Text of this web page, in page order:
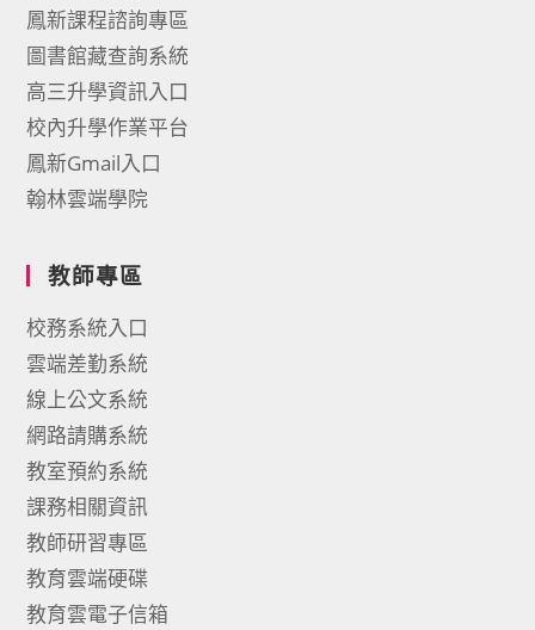
鳳新課程諮詢專區
圖書館藏查詢系統
高三升學資訊入口
校內升學作業平台
鳳新Gmail入口
翰林雲端學院
教師專區
校務系統入口
雲端差勤系統
線上公文系統
網路請購系統
教室預約系統
課務相關資訊
教師研習專區
教育雲端硬碟
教育雲電子信箱